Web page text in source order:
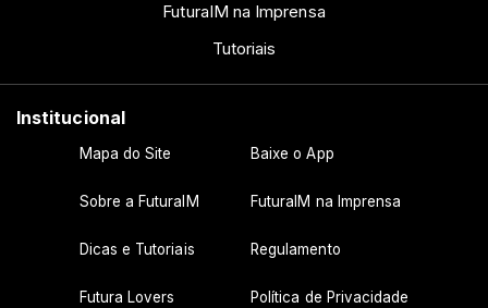
FuturaIM na Imprensa
Tutoriais
Institucional
Mapa do Site Baixe o App
Sobre a FuturaIM FuturaIM na Imprensa
Dicas e Tutoriais Regulamento
Futura Lovers Política de Privacidade